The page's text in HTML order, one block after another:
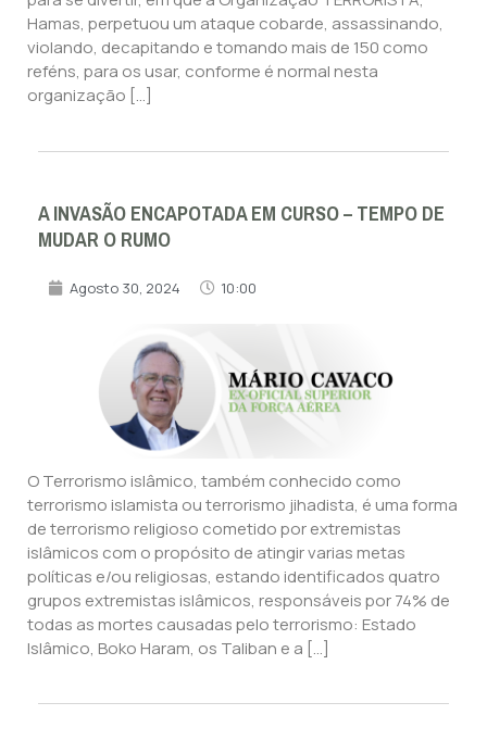
Hamas, perpetuou um ataque cobarde, assassinando,
violando, decapitando e tomando mais de 150 como
reféns, para os usar, conforme é normal nesta
organização […]
A INVASÃO ENCAPOTADA EM CURSO – TEMPO DE
MUDAR O RUMO
Agosto 30, 2024 10:00
O Terrorismo islâmico, também conhecido como
terrorismo islamista ou terrorismo jihadista, é uma forma
de terrorismo religioso cometido por extremistas
islâmicos com o propósito de atingir varias metas
políticas e/ou religiosas, estando identificados quatro
grupos extremistas islâmicos, responsáveis por 74% de
todas as mortes causadas pelo terrorismo: Estado
Islâmico, Boko Haram, os Taliban e a […]